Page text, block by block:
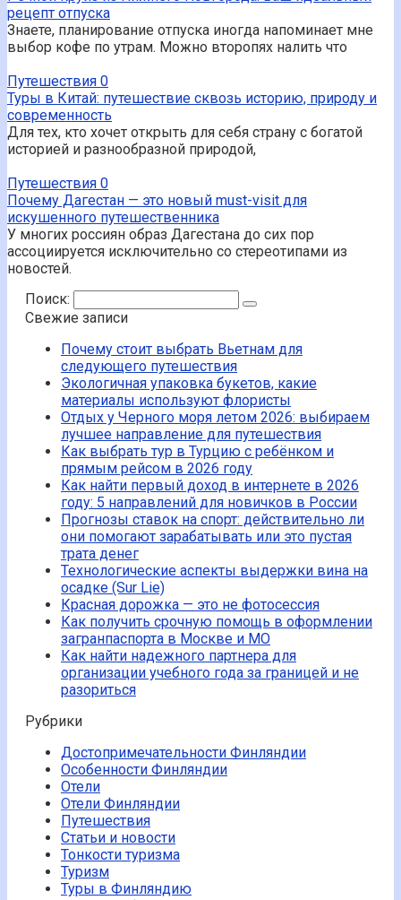
рецепт отпуска
Знаете, планирование отпуска иногда напоминает мне
выбор кофе по утрам. Можно второпях налить что
Путешествия 0
Туры в Китай: путешествие сквозь историю, природу и
современность
Для тех, кто хочет открыть для себя страну с богатой
историей и разнообразной природой,
Путешествия 0
Почему Дагестан — это новый must-visit для
искушенного путешественника
У многих россиян образ Дагестана до сих пор
ассоциируется исключительно со стереотипами из
новостей.
Поиск:
Свежие записи
Почему стоит выбрать Вьетнам для
следующего путешествия
Экологичная упаковка букетов, какие
материалы используют флористы
Отдых у Черного моря летом 2026: выбираем
лучшее направление для путешествия
Как выбрать тур в Турцию с ребёнком и
прямым рейсом в 2026 году
Как найти первый доход в интернете в 2026
году: 5 направлений для новичков в России
Прогнозы ставок на спорт: действительно ли
они помогают зарабатывать или это пустая
трата денег
Технологические аспекты выдержки вина на
осадке (Sur Lie)
Красная дорожка — это не фотосессия
Как получить срочную помощь в оформлении
загранпаспорта в Москве и МО
Как найти надежного партнера для
организации учебного года за границей и не
разориться
Рубрики
Достопримечательности Финляндии
Особенности Финляндии
Отели
Отели Финляндии
Путешествия
Статьи и новости
Тонкости туризма
Туризм
Туры в Финляндию